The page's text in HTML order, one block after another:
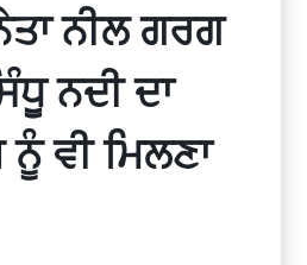
ਨੀਲ ਗਰਗ
ਨਦੀ ਦਾ
ਨੂੰ ਵੀ ਮਿਲਣਾ